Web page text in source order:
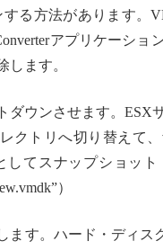
る方法があります。
アプリケーシ
します。
ダウンさせます。ESX
クトリへ切り替えて
てスナップショット
）
ます。ハード・ディ